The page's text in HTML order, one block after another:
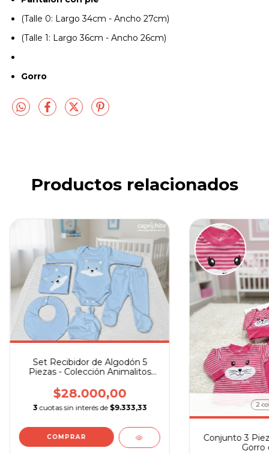
(Talle 0: Largo 34cm - Ancho 27cm)
(Talle 1: Largo 36cm - Ancho 26cm)
Gorro
Productos relacionados
Set Recibidor de Algodón 5
Piezas - Colección Animalitos
$28.000,00
3 cuotas sin interés de $9.333,33
COMPRAR
2
Conjunto 3
Gorro